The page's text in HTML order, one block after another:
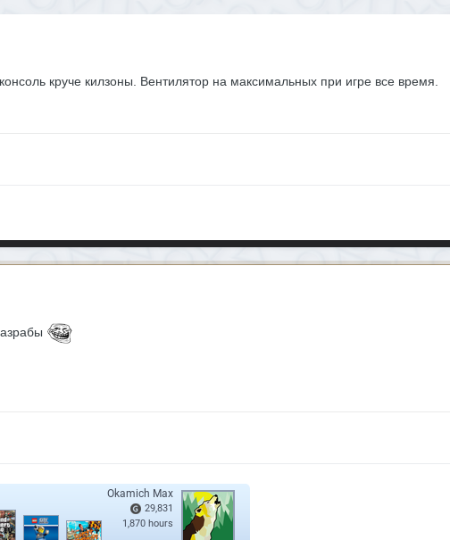
круче килзоны. Вентилятор на максимальных при игре все время.